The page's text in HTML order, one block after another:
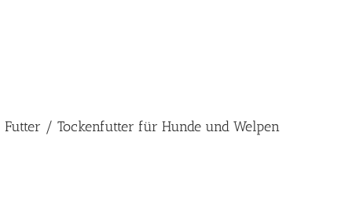
Futter / Tockenfutter für Hunde und Welpen